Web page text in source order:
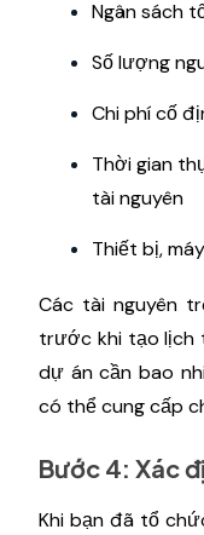
Ngân sách
Số lượng
Chi phí cố
Thời gian
tài nguyên
Thiết bị,
Các tài nguyên
trước khi tạo lịch
dự án cần bao
có thể cung cấp
Bước 4: Xác
Khi bạn đã tổ